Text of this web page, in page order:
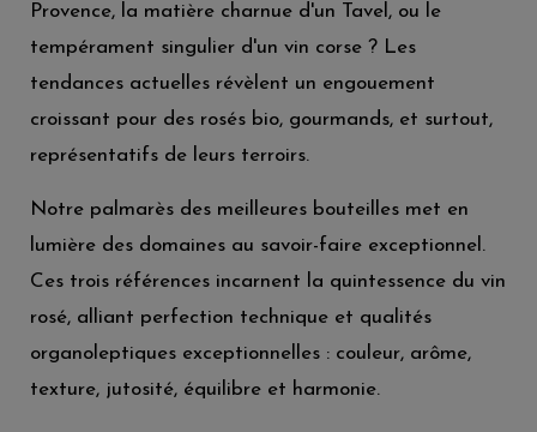
Provence, la matière charnue d'un Tavel, ou le
tempérament singulier d'un vin corse ? Les
tendances actuelles révèlent un engouement
croissant pour des rosés bio, gourmands, et surtout,
représentatifs de leurs terroirs.
Notre palmarès des meilleures bouteilles met en
lumière des domaines au savoir-faire exceptionnel.
Ces trois références incarnent la quintessence du vin
rosé, alliant perfection technique et qualités
organoleptiques exceptionnelles : couleur, arôme,
texture, jutosité, équilibre et harmonie.